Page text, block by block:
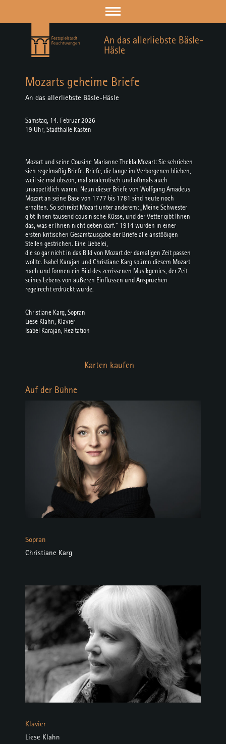
An das allerliebste Bäsle-
Häsle
Mozarts geheime Briefe
An das allerliebste Bäsle-Häsle
Samstag, 14. Februar 2026
19 Uhr, Stadthalle Kasten
Mozart und seine Cousine Marianne Thekla Mozart: Sie schrieben
sich regelmäßig Briefe. Briefe, die lange im Verborgenen blieben,
weil sie mal obszön, mal analerotisch und oftmals auch
unappetitlich waren. Neun dieser Briefe von Wolfgang Amadeus
Mozart an seine Base von 1777 bis 1781 sind heute noch
erhalten. So schreibt Mozart unter anderem: „Meine Schwester
gibt Ihnen tausend cousinische Küsse, und der Vetter gibt Ihnen
das, was er Ihnen nicht geben darf.“ 1914 wurden in einer
ersten kritischen Gesamtausgabe der Briefe alle anstößigen
Stellen gestrichen. Eine Liebelei,
die so gar nicht in das Bild von Mozart der damaligen Zeit passen
wollte. Isabel Karajan und Christiane Karg spüren diesem Mozart
nach und formen ein Bild des zerrissenen Musikgenies, der Zeit
seines Lebens von äußeren Einflüssen und Ansprüchen
regelrecht erdrückt wurde.
Christiane Karg, Sopran
Liese Klahn, Klavier
Isabel Karajan, Rezitation
Karten kaufen
Auf der Bühne
Sopran
Christiane Karg
Klavier
Liese Klahn